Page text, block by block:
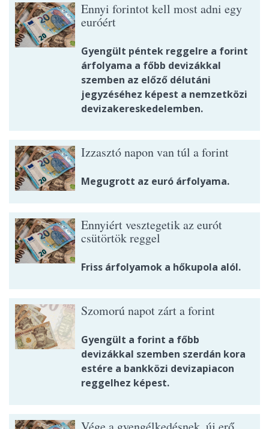
Ennyi forintot kell most adni egy
euróért
Gyengült péntek reggelre a forint
árfolyama a főbb devizákkal
szemben az előző délutáni
jegyzéséhez képest a nemzetközi
devizakereskedelemben.
Izzasztó napon van túl a forint
Megugrott az euró árfolyama.
Ennyiért vesztegetik az eurót
csütörtök reggel
Friss árfolyamok a hőkupola alól.
Szomorú napot zárt a forint
Gyengült a forint a főbb
devizákkal szemben szerdán kora
estére a bankközi devizapiacon
reggelhez képest.